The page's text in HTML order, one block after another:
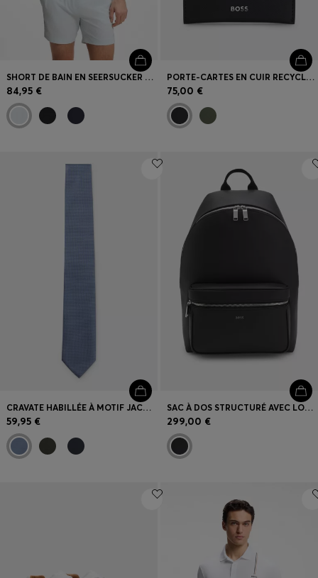
SHORT DE BAIN EN SEERSUCKER STRETCH À SÉCHAGE RAPIDE
84,95 €
PORTE-CARTES EN CUIR RECYCLÉ AVEC LOGO EN MÉTAL
75,00 €
CRAVATE HABILLÉE À MOTIF JACQUARD
59,95 €
SAC À DOS STRUCTURÉ AVEC LOGO LUSTRÉ
299,00 €